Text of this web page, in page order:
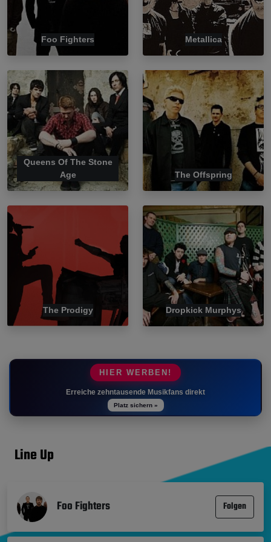
Foo Fighters Metallica
Queens Of The Stone
Age
The Offspring
The Prodigy Dropkick Murphys
HIER WERBEN!
Erreiche zehntausende Musikfans direkt
Platz sichern »
Line Up
Foo Fighters Folgen